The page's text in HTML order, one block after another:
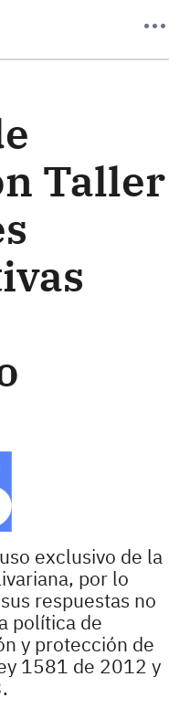
Taller
exclusivo de la
por lo
respuestas no
política de
y protección de
1581 de 2012 y